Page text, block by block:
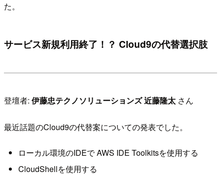
た。
サービス新規利用終了！？ Cloud9の代替選択肢
登壇者: 伊藤忠テクノソリューションズ 近藤隆太 さん
最近話題のCloud9の代替案についての発表でした。
ローカル環境のIDEで AWS IDE Toolkitsを使用する
CloudShellを使用する